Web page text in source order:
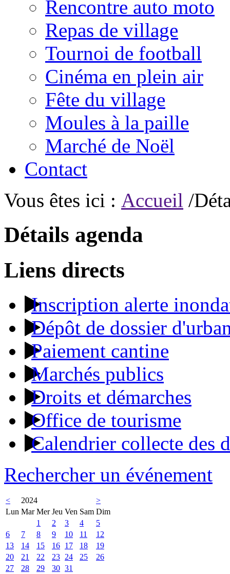
Rencontre auto moto
Repas de village
Tournoi de football
Cinéma en plein air
Fête du village
Moules à la paille
Marché de Noël
Contact
Vous êtes ici : Accueil /
Détails agenda
Liens directs
Inscription alerte
Dépôt de dossier
Paiement cantine
Marchés publics
Droits et démarches
Office de tourisme
Calendrier collecte des
Rechercher un événement
< 2024
>
Lun Mar Mer Jeu Ven Sam Dim
1
2 3 4
5
6
7 8 9 10 11
12
13
14 15 16 17 18
19
20
21 22 23 24 25
26
27
28 29 30 31